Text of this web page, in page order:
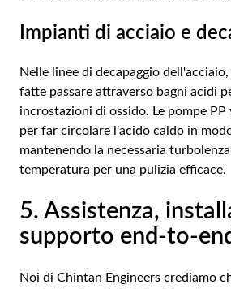
Impianti di acciaio e
Nelle linee di decapaggio
fatte passare attraverso bagni acidi
incrostazioni di ossido. Le pompe
per far circolare l'acido caldo in
mantenendo la necessaria
temperatura per una pulizia efficace.
5. Assistenza,
supporto end-to-
Noi di Chintan Engineers crediamo